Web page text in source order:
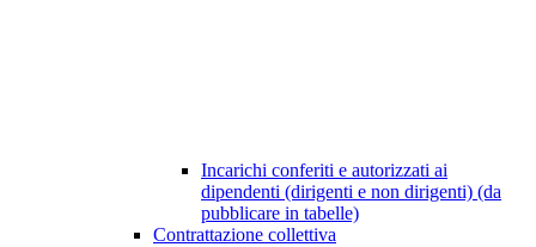
Incarichi conferiti e autorizzati ai
dipendenti (dirigenti e non dirigenti) (da
pubblicare in tabelle)
Contrattazione collettiva